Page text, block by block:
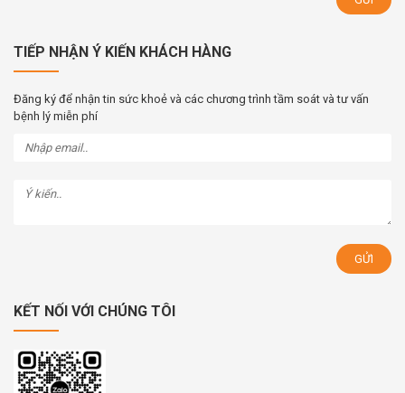
TIẾP NHẬN Ý KIẾN KHÁCH HÀNG
Đăng ký để nhận tin sức khoẻ và các chương trình tầm soát và tư vấn
bệnh lý miễn phí
KẾT NỐI VỚI CHÚNG TÔI